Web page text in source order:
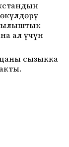
ал үчүн
сызыкка